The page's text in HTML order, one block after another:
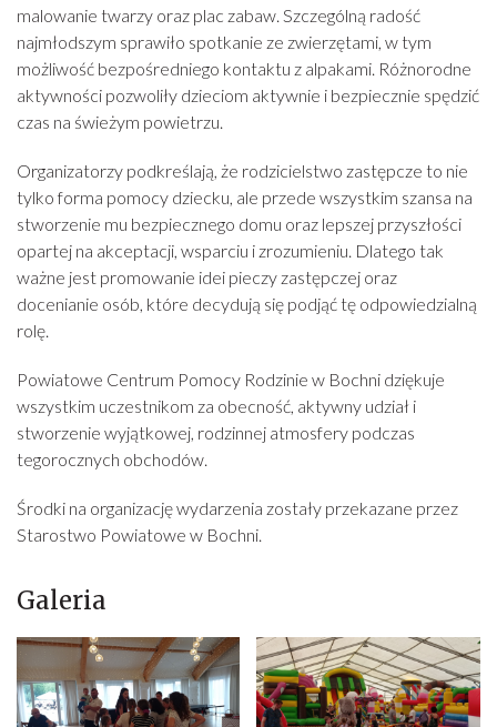
malowanie twarzy oraz plac zabaw. Szczególną radość
najmłodszym sprawiło spotkanie ze zwierzętami, w tym
możliwość bezpośredniego kontaktu z alpakami. Różnorodne
aktywności pozwoliły dzieciom aktywnie i bezpiecznie spędzić
czas na świeżym powietrzu.
Organizatorzy podkreślają, że rodzicielstwo zastępcze to nie
tylko forma pomocy dziecku, ale przede wszystkim szansa na
stworzenie mu bezpiecznego domu oraz lepszej przyszłości
opartej na akceptacji, wsparciu i zrozumieniu. Dlatego tak
ważne jest promowanie idei pieczy zastępczej oraz
docenianie osób, które decydują się podjąć tę odpowiedzialną
rolę.
Powiatowe Centrum Pomocy Rodzinie w Bochni dziękuje
wszystkim uczestnikom za obecność, aktywny udział i
stworzenie wyjątkowej, rodzinnej atmosfery podczas
tegorocznych obchodów.
Środki na organizację wydarzenia zostały przekazane przez
Starostwo Powiatowe w Bochni.
Galeria